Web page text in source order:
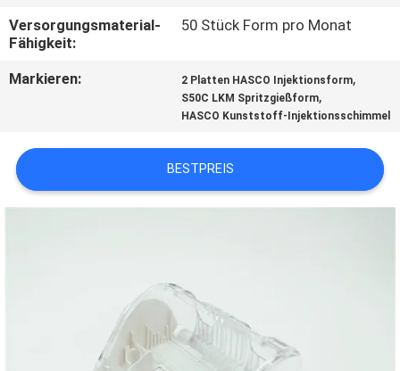
UNS
IN
NACHRICHTEN
FORDERN
SITEMAP
Versorgungsmaterial-
Fähigkeit:
50 Stück Form pro Monat
Markieren: 2 Platten HASCO Injektionsform,
S50C LKM Spritzgießform,
HASCO Kunststoff-Injektionsschimmel
BESTPREIS